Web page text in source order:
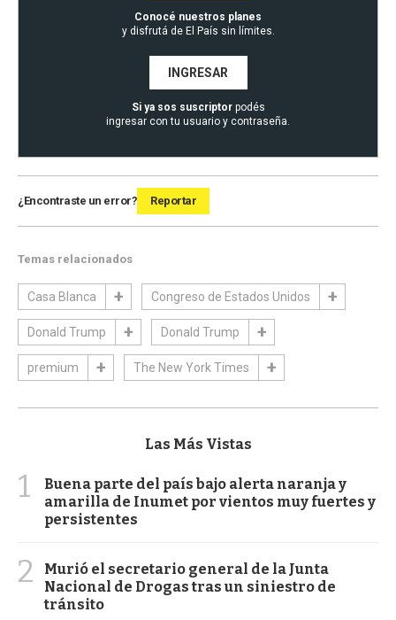
Conocé nuestros planes
y disfrutá de El País sin límites.
INGRESAR
Si ya sos suscriptorpodés
ingresar con tu usuario y contraseña.
¿Encontraste un error? Reportar
Temas relacionados
Casa Blanca Congreso de Estados Unidos
Donald Trump Donald Trump
premium The New York Times
Las Más Vistas
1
Buena parte del país bajo alerta naranja y
amarilla de Inumet por vientos muy fuertes y
persistentes
2
Murió el secretario general de la Junta
Nacional de Drogas tras un siniestro de
tránsito